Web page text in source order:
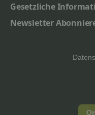
Gesetzliche
Newsletter